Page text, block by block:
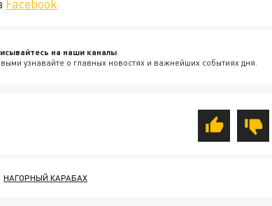
Facebook
на наши каналы
узнавайте о главных новостях и важнейших событиях дня.
НАГОРНЫЙ КАРАБАХ